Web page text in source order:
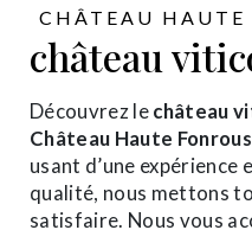
CHÂTEAU HAUTE
château
Découvrez lechâteau
Château Haute
usant d’une expérience
qualité, nous mettons
satisfaire. Nous vous